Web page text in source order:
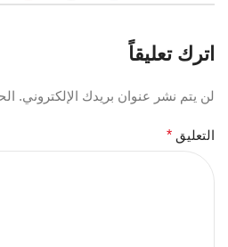
اترك تعليقاً
لن يتم نشر عنوان بريدك الإلكتروني.
التعليق *